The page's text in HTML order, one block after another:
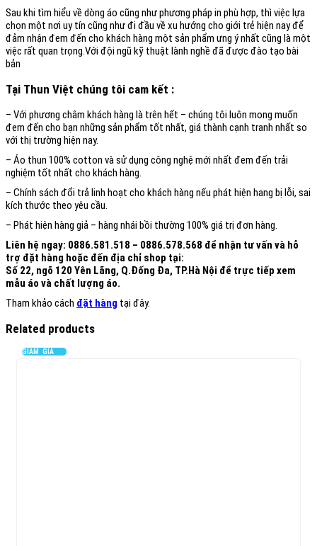
Sau khi tìm hiểu về dòng áo cũng như phương pháp in phù hợp, thì việc lựa
chọn một nơi uy tín cũng như đi đầu về xu hướng cho giới trẻ hiện nay để
đảm nhận đem đến cho khách hàng một sản phẩm ưng ý nhất cũng là một
việc rất quan trọng.Với đội ngũ kỹ thuật lành nghề đã được đào tạo bài
bản
Tại Thun Việt chúng tôi cam kết :
– Với phương châm khách hàng là trên hết – chúng tôi luôn mong muốn
đem đến cho bạn những sản phẩm tốt nhất, giá thành cạnh tranh nhất so
với thị trường hiện nay.
– Áo thun 100% cotton và sử dụng công nghệ mới nhất đem đến trải
nghiệm tốt nhất cho khách hàng.
– Chính sách đổi trả linh hoạt cho khách hàng nếu phát hiện hang bị lỗi, sai
kích thước theo yêu cầu.
– Phát hiện hàng giả – hàng nhái bồi thường 100% giá trị đơn hàng.
Liên hệ ngay: 0886.581.518 – 0886.578.568 để nhận tư vấn và hỗ
trợ đặt hàng hoặc đến địa chỉ shop tại:
Số 22, ngõ 120 Yên Lãng, Q.Đống Đa, TP.Hà Nội để trực tiếp xem
mẫu áo và chất lượng áo.
Tham khảo cách đặt hàng tại đây.
Related products
GIẢM GIÁ